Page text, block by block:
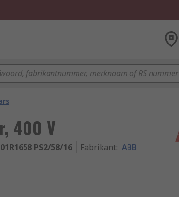
400 V
PS2/58/16 Fabrikant: ABB